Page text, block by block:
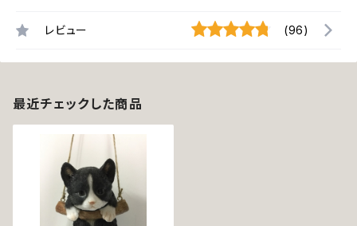
レビュー (96)
最近チェックした商品